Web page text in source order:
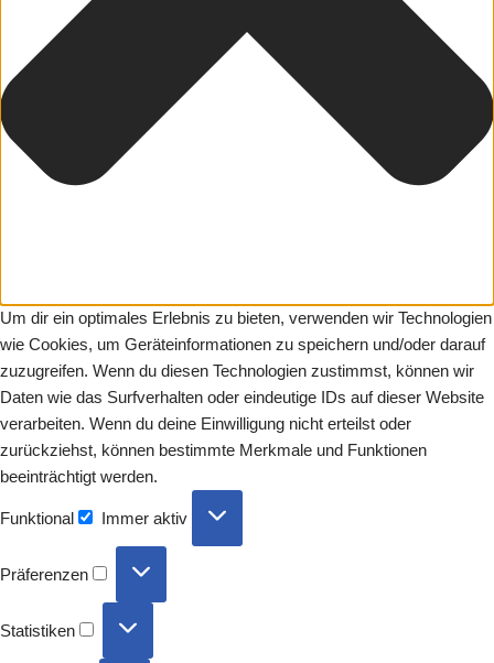
Um dir ein optimales Erlebnis zu bieten, verwenden wir Technologien
wie Cookies, um Geräteinformationen zu speichern und/oder darauf
zuzugreifen. Wenn du diesen Technologien zustimmst, können wir
Daten wie das Surfverhalten oder eindeutige IDs auf dieser Website
verarbeiten. Wenn du deine Einwilligung nicht erteilst oder
zurückziehst, können bestimmte Merkmale und Funktionen
beeinträchtigt werden.
Funktional Immer aktiv
Präferenzen
Statistiken